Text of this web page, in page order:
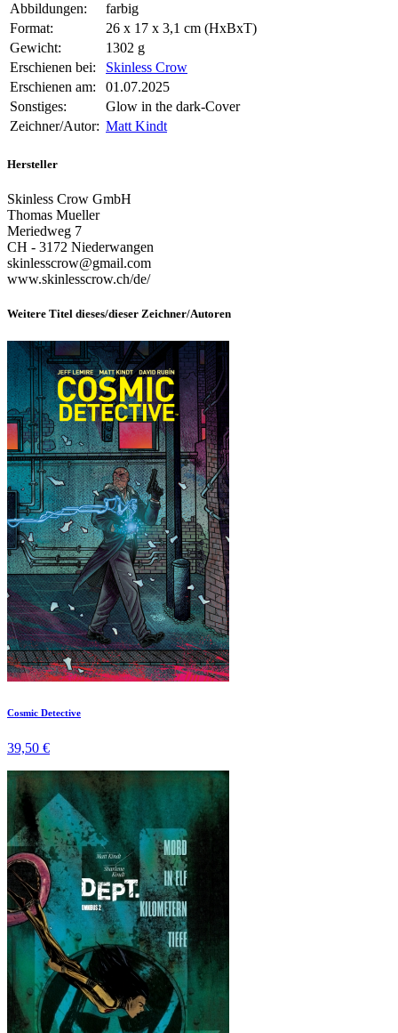
Abbildungen:
farbig
Format:
26 x 17 x 3,1 cm (HxBxT)
Gewicht:
1302 g
Erschienen bei:
Skinless Crow
Erschienen am:
01.07.2025
Sonstiges:
Glow in the dark-Cover
Zeichner/Autor: Matt Kindt
Hersteller
Skinless Crow GmbH
Thomas Mueller
Meriedweg 7
CH - 3172 Niederwangen
skinlesscrow@gmail.com
www.skinlesscrow.ch/de/
Weitere Titel dieses/dieser Zeichner/Autoren
Cosmic Detective
39,50 €